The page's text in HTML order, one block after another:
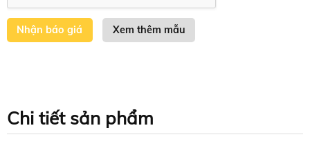
Xem thêm mẫu
Chi tiết sản phẩm